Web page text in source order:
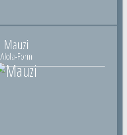
Mauzi
Alola-Form